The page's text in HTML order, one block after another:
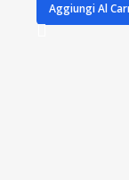
Aggiungi Al